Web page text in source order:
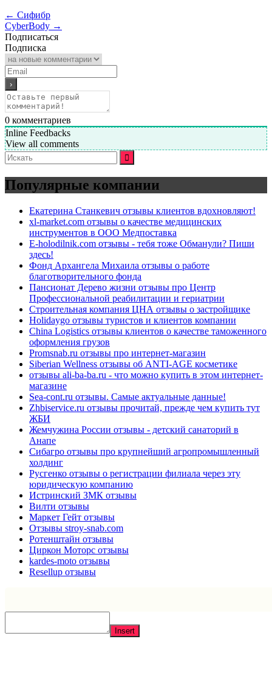
← Сифибр
CyberBody →
Подписаться
Подписка
0 комментариев
Inline Feedbacks
View all comments
Искать:
Популярные компании
Екатерина Станкевич отзывы клиентов вдохновляют!
xl-market.com отзывы о качестве медицинских
инструментов в ООО Медпоставка
E-holodilnik.com отзывы - тебя тоже Обманули? Пиши
здесь!
Фонд Архангела Михаила отзывы о работе
благотворительного фонда
Пансионат Дерево жизни отзывы про Центр
Профессиональной реабилитации и гериатрии
Строительная компания ЦНА отзывы о застройщике
Holidaygo отзывы туристов и клиентов компании
China Logistics отзывы клиентов о качестве таможенного
оформления грузов
Promsnab.ru отзывы про интернет-магазин
Siberian Wellness отзывы об ANTI-AGE косметике
отзывы ali-ba-ba.ru - что можно купить в этом интернет-
магазине
Sea-cont.ru отзывы. Самые актуальные данные!
Zhbiservice.ru отзывы прочитай, прежде чем купить тут
ЖБИ
Жемчужина России отзывы - детский санаторий в
Анапе
Сибагро отзывы про крупнейший агропромышленный
холдинг
Русгенко отзывы о регистрации филиала через эту
юридическую компанию
Истринский ЗМК отзывы
Вилти отзывы
Маркет Гейт отзывы
Отзывы stroy-snab.com
Ротенштайн отзывы
Циркон Моторс отзывы
kardes-moto отзывы
Resellup отзывы
Insert